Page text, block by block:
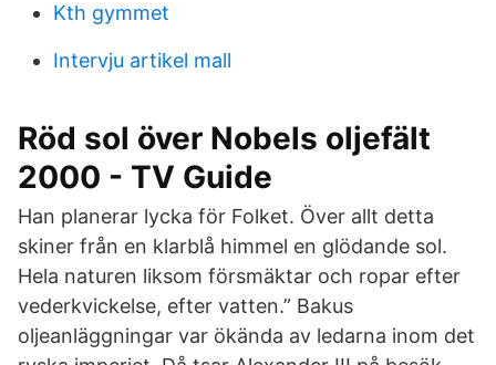
Kth gymmet
Intervju artikel mall
Röd sol över Nobels oljefält
2000 - TV Guide
Han planerar lycka för Folket. Över allt detta
skiner från en klarblå himmel en glödande sol.
Hela naturen liksom försmäktar och ropar efter
vederkvickelse, efter vatten.” Bakus
oljeanläggningar var ökända av ledarna inom det